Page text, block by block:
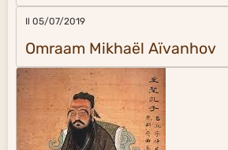
Il 05/07/2019
Omraam Mikhaël Aïvanhov